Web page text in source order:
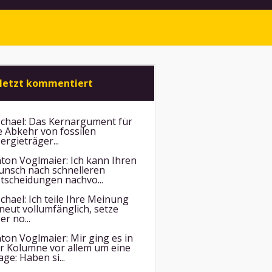
kommentiert
Das Kernargument für
Abkehr von fossilen
Voglmaier: Ich kann Ihren
nach schnelleren
nachvo...
Ich teile Ihre Meinung
vollumfänglich, setze
no...
Voglmaier: Mir ging es in
Kolumne vor allem um eine
Haben si...